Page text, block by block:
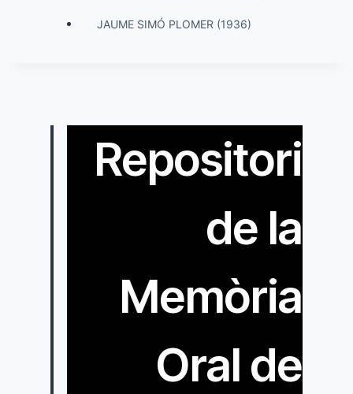
JAUME SIMÓ PLOMER (1936)
Repositori
de la
Memòria
Oral de